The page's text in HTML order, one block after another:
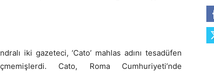
iki gazeteci, ‘Cato’ mahlas adını tesadüfen
Cato, Roma Cumhuriyeti’nde